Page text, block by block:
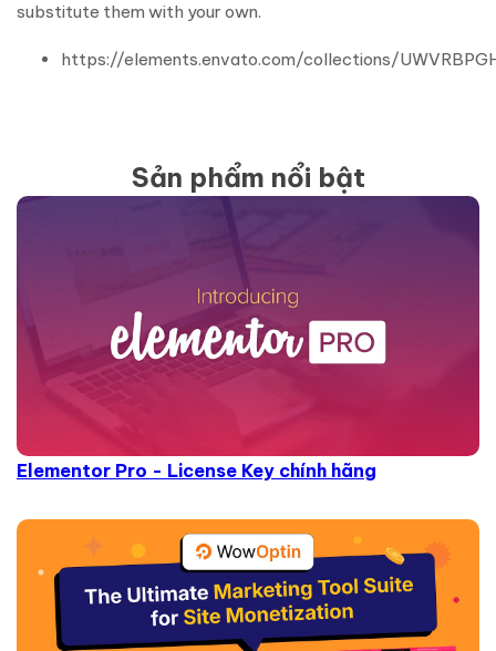
substitute them with your own.
https://elements.envato.com/collections/
Sản phẩm nổi bật
Elementor Pro - License Key chính hãng